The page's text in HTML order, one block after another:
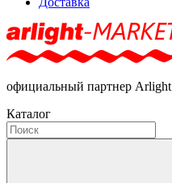
официальный партнер Arlight
Каталог